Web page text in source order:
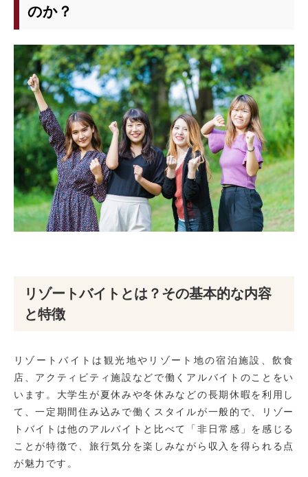
のか？
リゾートバイトとは？その基本的な内容
と特徴
リゾートバイトは観光地やリゾート地の宿泊施設、飲食
店、アクティビティ施設などで働くアルバイトのことをい
います。大学生が夏休みや冬休みなどの長期休暇を利用し
て、一定期間住み込みで働くスタイルが一般的で、リゾー
トバイトは他のアルバイトと比べて「非日常感」を感じる
ことが特徴で、旅行気分を楽しみながら収入を得られる点
が魅力です。